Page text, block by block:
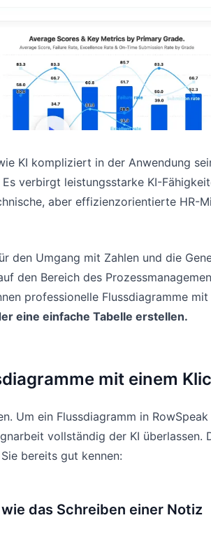
KI kompliziert in der Anwendung
verbirgt leistungsstarke KI-
aber effizienzorientierte HR-
den Umgang mit Zahlen und die
den Bereich des
professionelle Flussdiagramme
eine einfache Tabelle erstellen.
mit einem
Um ein Flussdiagramm in
vollständig der KI überlassen.
bereits gut kennen:
das Schreiben einer Notiz